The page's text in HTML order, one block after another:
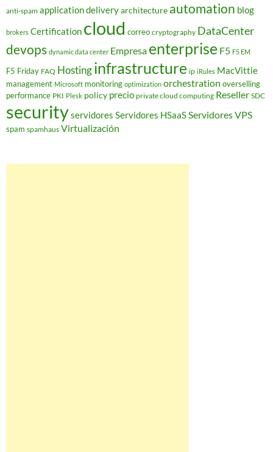
anti-spam application deliveryarchitecture automation blog
brokers Certification cloud correo cryptography DataCenter
devops dynamic data center Empresa enterprise F5 F5 EM
F5 Friday FAQ Hostinginfrastructure ip iRules MacVittie
management Microsoft monitoring optimization orchestration overselling
performance PKI Plesk policy precio private cloud computing Reseller SDC
securityservidores Servidores HSaaSServidores VPS
spam spamhaus Virtualización